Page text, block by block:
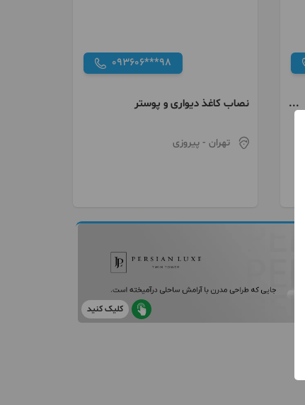
093606***98
نصاب کاغذ دیواری و پوستر
تهران - پیروزی
کلیک کنید